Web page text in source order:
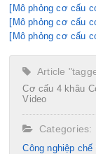
[Mô phỏng cơ cấu
[Mô phỏng cơ cấu
[Mô phỏng cơ cấu
Article
Cơ cấu 4 khâu
Video
Categories:
Công nghiệp chế